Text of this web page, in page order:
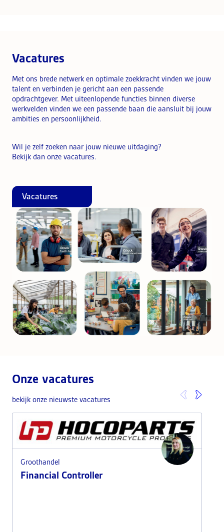
Vacatures
Met ons brede netwerk en optimale zoekkracht vinden we jouw
talent en verbinden je gericht aan een passende
opdrachtgever. Met uiteenlopende functies binnen diverse
werkvelden vinden we een passende baan die aansluit bij jouw
ambities en persoonlijkheid.
Wil je zelf zoeken naar jouw nieuwe uitdaging?
Bekijk dan onze vacatures.
Vacatures
Onze vacatures
bekijk onze nieuwste vacatures
Groothandel
Financial Controller